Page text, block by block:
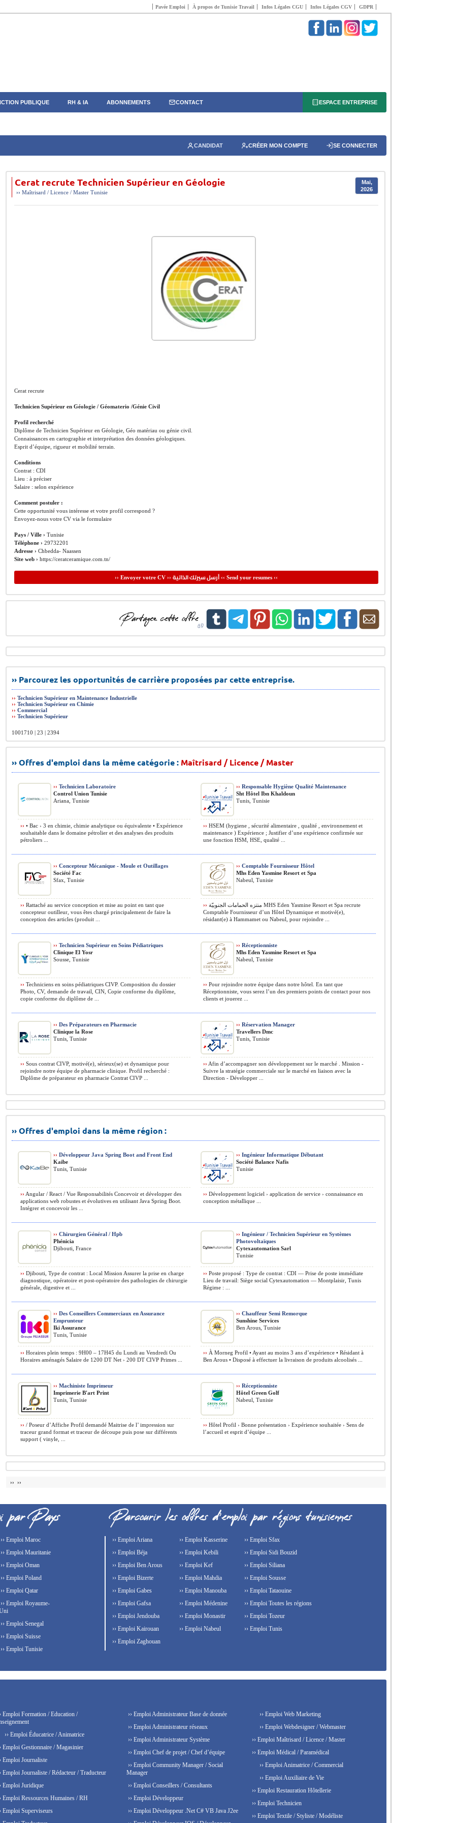
Pavée Emploi À propos de Tunisie Travail Infos Légales CGU Infos Légales CGV GDPR
PUBLIQUE RH & IA ABONNEMENTS CONTACT ESPACE ENTREPRISE
CANDIDAT CRÉER MON COMPTE SE CONNECTER
Cerat recrute Technicien Supérieur en Géologie
Mai,
2026
›› Maîtrisard / Licence / Master Tunisie
Cerat recrute
Technicien Supérieur en Géologie / Géomaterio /Génie Civil
Profil recherché
Diplôme de Technicien Supérieur en Géologie, Géo matériau ou génie civil.
Connaissances en cartographie et interprétation des données géologiques.
Esprit d’équipe, rigueur et mobilité terrain.
Conditions
Contrat : CDI
Lieu : à préciser
Salaire : selon expérience
Comment postuler :
Cette opportunité vous intéresse et votre profil correspond ?
Envoyez-nous votre CV via le formulaire
Pays / Ville › Tunisie
Téléphone › 29732201
Adresse › Chbedda- Naassen
Site web › https://ceratceramique.com.tn/
›› Envoyer votre CV ›› أرسل سيرتك الذاتية‹‹ Send your resumes ‹‹
›› Parcourez les opportunités de carrière proposées par cette entreprise.
›› Technicien Supérieur en Maintenance Industrielle
›› Technicien Supérieur en Chimie
›› Commercial
›› Technicien Supérieur
1001710 | 23 | 2394
›› Offres d'emploi dans la même catégorie : Maîtrisard / Licence / Master
›› Technicien Laboratoire
Control Union Tunisie
Ariana, Tunisie
›› • Bac › 3 en chimie, chimie analytique ou équivalente • Expérience
souhaitable dans le domaine pétrolier et des analyses des produits
pétroliers ...
›› Responsable Hygiène Qualité Maintenance
Sht Hôtel Ibn Khaldoun
Tunis, Tunisie
›› HSEM (hygiene , sécurité alimentaire , qualité , environnement et
maintenance ) Expérience ; Justifier d’une expérience confirmée sur
une fonction HSM, HSE, qualité ...
›› Concepteur Mécanique - Moule et Outillages
Société Fac
Sfax, Tunisie
›› Rattaché au service conception et mise au point en tant que
concepteur outilleur, vous êtes chargé principalement de faire la
conception des articles (produit ...
›› Comptable Fournisseur Hôtel
Mhs Eden Yasmine Resort et Spa
Nabeul, Tunisie
››
Comptable Fournisseur d’un Hôtel Dynamique et motivé(e),
résidant(e) à Hammamet ou Nabeul, pour rejoindre ...
›› Technicien Supérieur en Soins Pédiatriques
Clinique El Yosr
Sousse, Tunisie
›› Techniciens en soins pédiatriques CIVP. Composition du dossier
Photo, CV, demande de travail, CIN, Copie conforme du diplôme,
copie conforme du diplôme de ...
›› Réceptionniste
Mhs Eden Yasmine Resort et Spa
Nabeul, Tunisie
›› Pour rejoindre notre équipe dans notre hôtel. En tant que
Réceptionniste, vous serez l’un des premiers points de contact pour nos
clients et jouerez ...
›› Des Préparateurs en Pharmacie
Clinique la Rose
Tunis, Tunisie
›› Sous contrat CIVP, motivé(e), sérieux(se) et dynamique pour
rejoindre notre équipe de pharmacie clinique. Profil recherché :
Diplôme de préparateur en pharmacie Contrat CIVP ...
›› Réservation Manager
Travellers Dmc
Tunis, Tunisie
›› Afin d’accompagner son développement sur le marché . Mission -
Suivre la stratégie commerciale sur le marché en liaison avec la
Direction - Développer ...
›› Offres d'emploi dans la même région :
›› Développeur Java Spring Boot and Front End
Kaibe
Tunis, Tunisie
›› Angular / React / Vue Responsabilités Concevoir et développer des
applications web robustes et évolutives en utilisant Java Spring Boot.
Intégrer et concevoir les ...
›› Ingénieur Informatique Débutant
Société Balance Nafis
Tunisie
›› Développement logiciel › application de service › connaissance en
conception métallique ...
›› Chirurgien Général / Hpb
Phénicia
Djibouti, France
›› Djibouti, Type de contrat : Local Mission Assurer la prise en charge
diagnostique, opératoire et post‑opératoire des pathologies de chirurgie
générale, digestive et ...
›› Ingénieur / Technicien Supérieur en Systèmes
Photovoltaïques
Cytexautomation Sarl
Tunisie
›› Poste proposé : Type de contrat : CDI — Prise de poste immédiate
Lieu de travail: Siège social Cytexautomation — Montplaisir, Tunis
Régime : ...
›› Des Conseillers Commerciaux en Assurance
Emprunteur
Iki Assurance
Tunis, Tunisie
›› Horaires plein temps : 9H00 – 17H45 du Lundi au Vendredi Ou
Horaires aménagés Salaire de 1200 DT Net › 200 DT CIVP Primes ...
›› Chauffeur Semi Remorque
Sunshine Services
Ben Arous, Tunisie
›› À Morneg Profil • Ayant au moins 3 ans d’expérience • Résidant à
Ben Arous • Disposé à effectuer la livraison de produits alcoolisés ...
›› Machiniste Imprimeur
Imprimerie B'art Print
Tunis, Tunisie
›› / Poseur d’Affiche Profil demandé Maitrise de l’ impression sur
traceur grand format et traceur de découpe puis pose sur différents
support ( vinyle, ...
›› Réceptionniste
Hôtel Green Golf
Nabeul, Tunisie
›› Hôtel Profil › Bonne présentation › Expérience souhaitée › Sens de
l’accueil et esprit d’équipe ...
›› ››
›› Emploi Maroc
›› Emploi Mauritanie
›› Emploi Oman
›› Emploi Poland
›› Emploi Qatar
›› Emploi Royaume-
›› Emploi Senegal
›› Emploi Suisse
›› Emploi Tunisie
›› Emploi Ariana
›› Emploi Béja
›› Emploi Ben Arous
›› Emploi Bizerte
›› Emploi Gabes
›› Emploi Gafsa
›› Emploi Jendouba
›› Emploi Kairouan
›› Emploi Kasserine
›› Emploi Kebili
›› Emploi Kef
›› Emploi Mahdia
›› Emploi Manouba
›› Emploi Médenine
›› Emploi Monastir
›› Emploi Nabeul
›› Emploi Sfax
›› Emploi Sidi Bouzid
›› Emploi Siliana
›› Emploi Sousse
›› Emploi Tataouine
›› Emploi Toutes les régions
›› Emploi Tozeur
›› Emploi Tunis
›› Emploi Zaghouan
Emploi Formation / Education /
›› Emploi Éducatrice / Animatrice
Emploi Gestionnaire / Magasinier
Emploi Journaliste
Emploi Journaliste / Rédacteur / Traducteur
Emploi Juridique
Emploi Ressources Humaines / RH
Emploi Superviseurs
›› Emploi Administrateur Base de donnée
›› Emploi Administrateur réseaux
›› Emploi Administrateur Système
›› Emploi Chef de projet / Chef d’équipe
›› Emploi Community Manager / Social
Manager
›› Emploi Conseillers / Consultants
›› Emploi Développeur
›› Emploi Développeur .Net C# VB Java J2ee
›› Emploi Web Marketing
›› Emploi Webdesigner / Webmaster
›› Emploi Maîtrisard / Licence / Master
›› Emploi Médical / Paramédical
›› Emploi Animatrice / Commercial
›› Emploi Auxiliaire de Vie
›› Emploi Restauration Hôtellerie
›› Emploi Technicien
›› Emploi Textile / Styliste / Modéliste